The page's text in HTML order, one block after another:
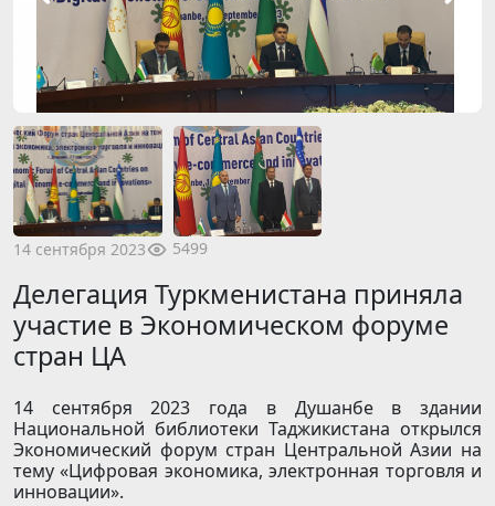
14 сентября 2023 5499
Делегация Туркменистана приняла
участие в Экономическом форуме
стран ЦА
14 сентября 2023 года в Душанбе в здании
Национальной библиотеки Таджикистана открылся
Экономический форум стран Центральной Азии на
тему «Цифровая экономика, электронная торговля и
инновации».